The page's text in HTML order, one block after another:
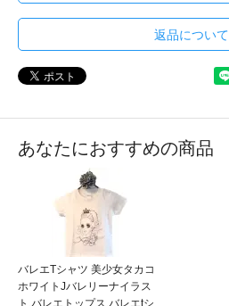
返品について
あなたにおすすめの商品
バレエTシャツ 美少女タカコ
ホワイトJバレリーナイラス
ト,バレエトップス,バレエtシ